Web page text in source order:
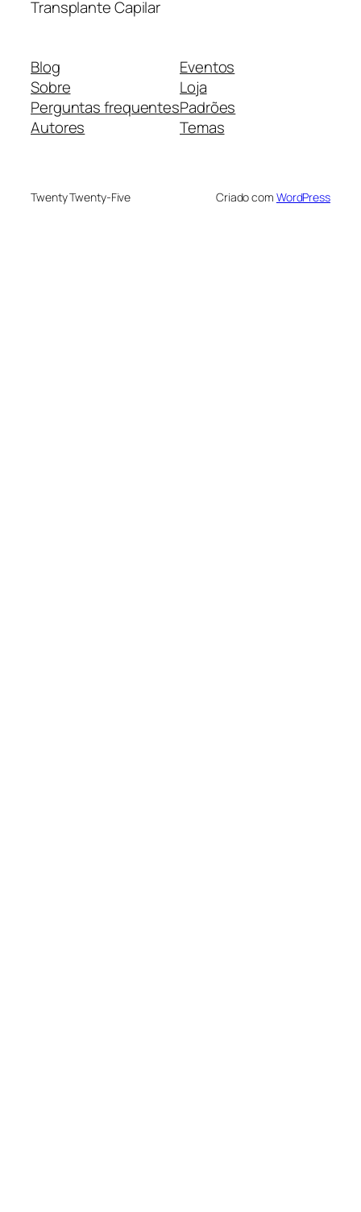
Transplante Capilar
Blog
Sobre
Perguntas frequentes
Autores
Eventos
Loja
Padrões
Temas
Twenty Twenty-Five Criado com WordPress